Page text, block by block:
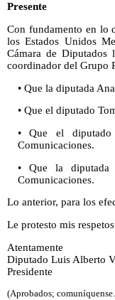
Presente
Con fundamento en lo
los Estados Unidos
Cámara de Diputados
coordinador del Grupo
• Que la diputada
• Que el diputado
• Que el
Comunicaciones.
• Que la
Comunicaciones.
Lo anterior, para los
Le protesto mis
Atentamente
Diputado Luis Alberto
Presidente
(Aprobados;